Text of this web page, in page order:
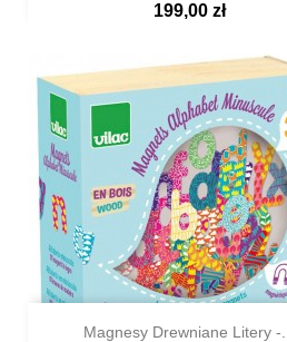
Szybki podgląd199,00 zł
Magnesy Drewniane Litery -...